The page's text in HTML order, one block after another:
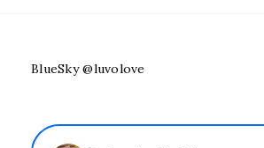
BlueSky @luvolove